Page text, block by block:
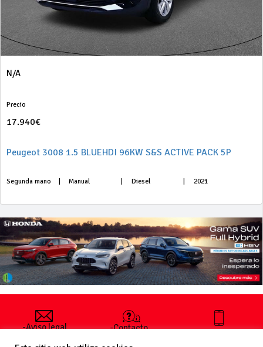
N/A
Precio
17.940€
Peugeot 3008 1.5 BLUEHDI 96KW S&S ACTIVE PACK 5P
Segunda mano Manual Diesel 2021
-Aviso legal
-Contacto
+34 627 35